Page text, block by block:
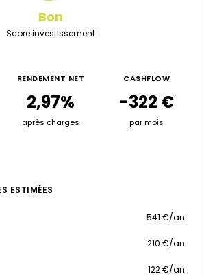
Bon
Score investissement
RENDEMENT NET
2,97%
après charges
CASHFLOW
-322 €
par mois
ESTIMÉES
541 €/an
210 €/an
122 €/an